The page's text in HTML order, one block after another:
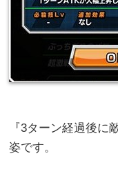
『3ターン経過後に
姿です。